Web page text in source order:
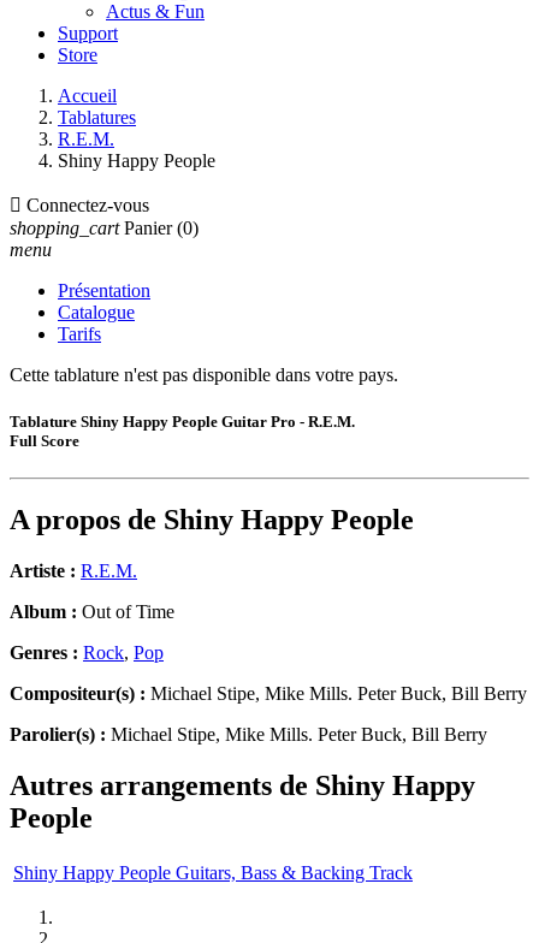
Actus & Fun
Support
Store
Accueil
Tablatures
R.E.M.
Shiny Happy People
 Connectez-vous
shopping_cart Panier (0)
menu
Présentation
Catalogue
Tarifs
Cette tablature n'est pas disponible dans votre pays.
Tablature Shiny Happy People Guitar Pro - R.E.M.
Full Score
A propos de Shiny Happy People
Artiste : R.E.M.
Album : Out of Time
Genres : Rock, Pop
Compositeur(s) : Michael Stipe, Mike Mills. Peter Buck, Bill Berry
Parolier(s) : Michael Stipe, Mike Mills. Peter Buck, Bill Berry
Autres arrangements de Shiny Happy
People
Shiny Happy People Guitars, Bass & Backing Track